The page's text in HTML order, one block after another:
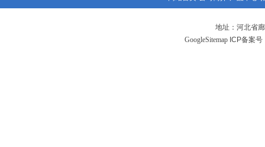
地址：河北省
GoogleSitemap ICP备案号